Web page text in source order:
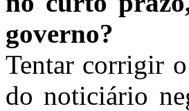
governo?
Tentar corrigir
do noticiário